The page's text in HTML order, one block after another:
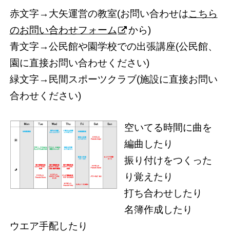
赤文字→大矢運営の教室(お問い合わせはこちら
のお問い合わせフォーム
から)
青文字→公民館や園学校での出張講座(公民館、
園に直接お問い合わせください)
緑文字→民間スポーツクラブ(施設に直接お問い
合わせください)
空いてる時間に曲を
編曲したり
振り付けをつくった
り覚えたり
打ち合わせしたり
名簿作成したり
ウエア手配したり